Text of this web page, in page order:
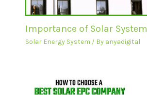
Importance of Solar System
Solar Energy System / By anyadigital